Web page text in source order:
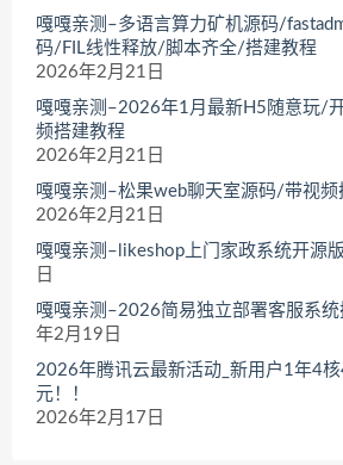
嘎嘎亲测–多语言算力矿机源码/
码/FIL线性释放/脚本齐全/搭建教程
2026年2月21日
嘎嘎亲测–2026年1月最新H5随意玩/
频搭建教程
2026年2月21日
嘎嘎亲测–松果web聊天室源码/带视
2026年2月21日
嘎嘎亲测–likeshop上门家政系统开源
日
嘎嘎亲测–2026简易独立部署客服系统
年2月19日
2026年腾讯云最新活动_新用户1年4
元！！
2026年2月17日